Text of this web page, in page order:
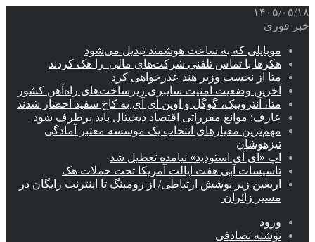
۱۴۰۵/۰۵/۱۸
خبر فوری
موبایلی که به ساعت هوشمند تبدیل می‌شود
هکرها با تماس تلفنی شرکت‌های مالی را هک کردند
متا از نخست وزیر هند عذرخواهی کرد
آخرین وضعیت امنیت سایبری زیرساخت‌های راه‌آهن کشور
متا، آنتروپیک، گوگل و اوپن ای آی به کاخ سفید احضار شدند
عارف: موانع مقرراتی اقتصاد دیجیتال باید برطرف شود
مهم‌ترین معیارهای انتخاب یک موسسه معتبر آمادگی
تیزهوشان
اپ «ای آی استودید» نیامده تعطیل شد
تاسیسات آبی هفت ایالت آمریکا تحت حملات هک
اربعین زیر پوشش ارتباطی/ از رومینگ تا اینترنت رایگان در
مسیر زائران
ورود
نوشته تصادفی